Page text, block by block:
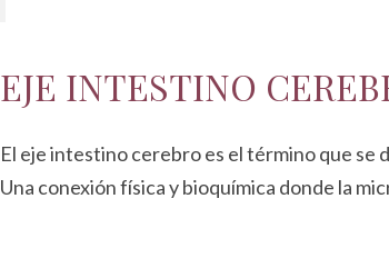
EJE INTESTINO
El eje intestino cerebro es el término que se
Una conexión física y bioquímica donde la